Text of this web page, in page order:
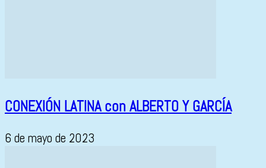
CONEXIÓN LATINA con ALBERTO Y GARCÍA
6 de mayo de 2023